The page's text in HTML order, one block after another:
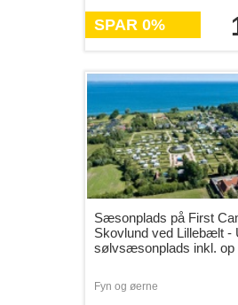
SPAR 0%
Sæsonplads på First
Skovlund ved Lillebælt -
sølvsæsonplads inkl. op
Fyn og øerne